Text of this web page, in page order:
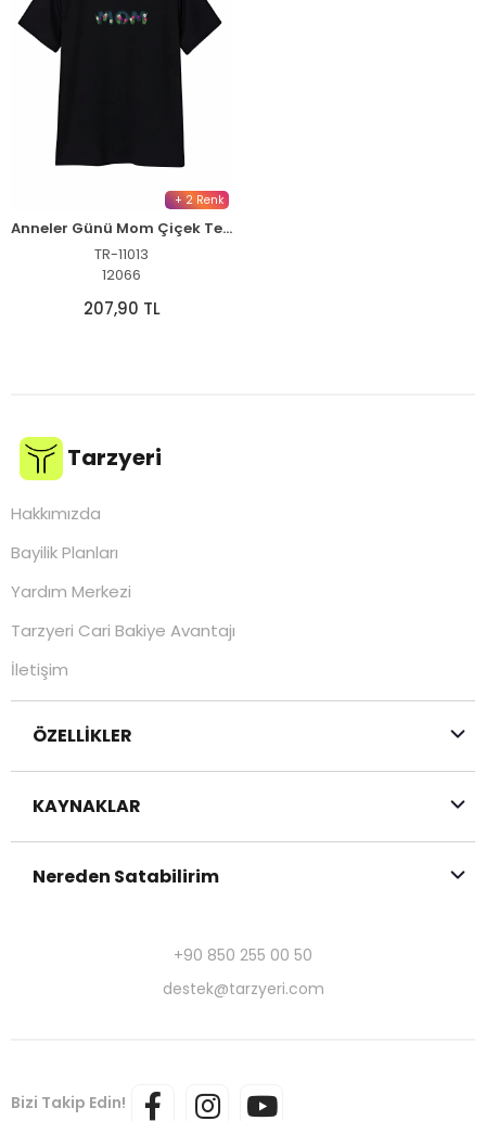
+ 2 Renk
Anneler Günü Mom Çiçek Temalı Baskılı Oversize Bisiklet Yaka T-shirt - Siyah
TR-11013
12066
207,90 TL
Tarzyeri
Hakkımızda
Bayilik Planları
Yardım Merkezi
Tarzyeri Cari Bakiye Avantajı
İletişim
ÖZELLİKLER
KAYNAKLAR
Nereden Satabilirim
+90 850 255 00 50
destek@tarzyeri.com
Bizi Takip Edin!